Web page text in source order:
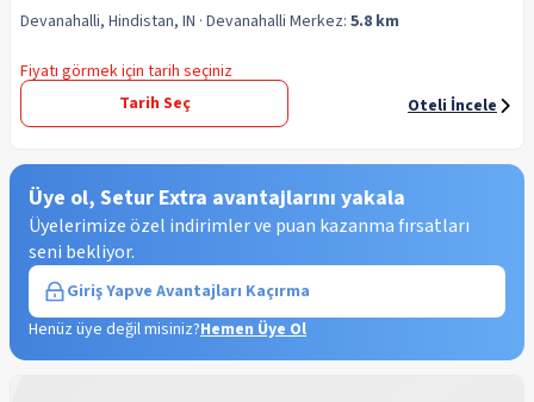
Devanahalli, Hindistan, IN · Devanahalli Merkez: 5.8 km
Fiyatı görmek için tarih seçiniz
Tarih Seç
Oteli İncele
Üye ol, Setur Extra avantajlarını yakala
Üyelerimize özel indirimler ve puan kazanma fırsatları
seni bekliyor.
Giriş Yapve Avantajları Kaçırma
Henüz üye değil misiniz?Hemen Üye Ol